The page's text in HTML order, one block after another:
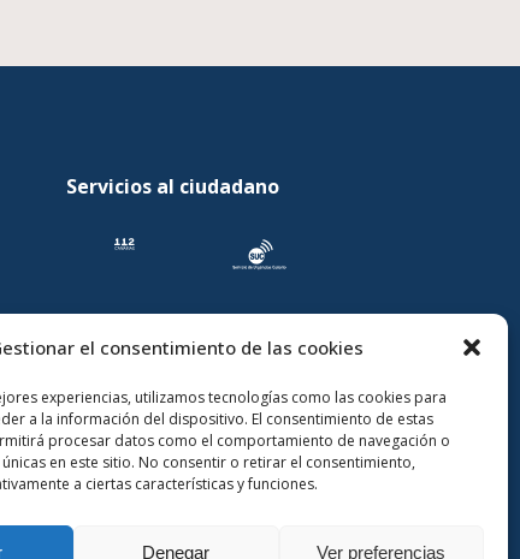
el consentimiento de las cookies
experiencias, utilizamos tecnologías como las cookies para
a la información del dispositivo. El consentimiento de estas
procesar datos como el comportamiento de navegación o
en este sitio. No consentir o retirar el consentimiento,
a ciertas características y funciones.
Denegar Ver preferencias
Servicios al ciudadano